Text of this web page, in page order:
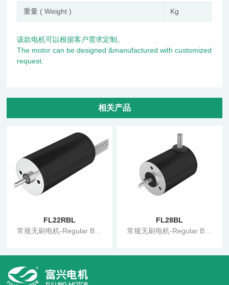
重量 ( Weight ) Kg
该款电机可以根据客户需求定制。
The motor can be designed &manufactured with customized
request.
相关产品
FL22RBL
常规无刷电机-Regular BLDC Motor
FL28BL
常规无刷电机-Regular BLDC Motor